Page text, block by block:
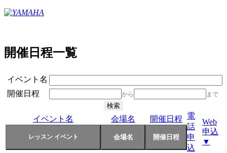
開催日程一覧
イベント名
開催日程
から まで
イベント名 会場名 開催日程
電
話
申
込
Web
申込
▼